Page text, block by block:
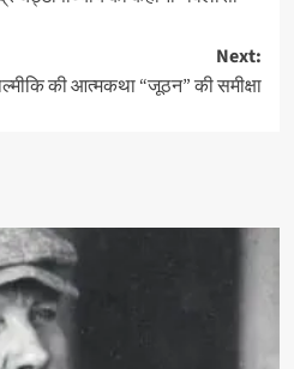
Next:
की आत्मकथा “जूठन” की समीक्षा